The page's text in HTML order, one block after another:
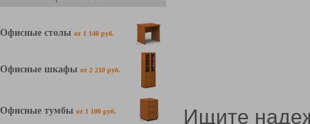
Офисные столы от 1 140 руб.
Офисные шкафы от 2 210 руб.
Офисные тумбы от 1 100 руб.
Ищите